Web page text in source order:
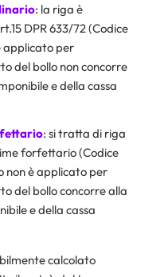
: la riga è
DPR 633/72 (Codice
applicato per
del bollo non concorre
e della cassa
: si tratta di riga
forfettario (Codice
non è applicato per
del bollo concorre alla
e della cassa
calcolato